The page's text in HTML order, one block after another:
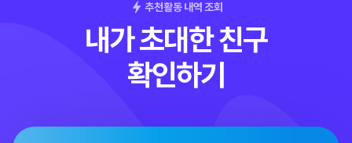
추천활동 내역 조회
내가 초대한 친구
확인하기